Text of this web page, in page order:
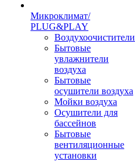
Микроклимат/
PLUG&PLAY
Воздухоочистители
Бытовые
увлажнители
воздуха
Бытовые
осушители воздуха
Мойки воздуха
Осушители для
бассейнов
Бытовые
вентиляционные
установки